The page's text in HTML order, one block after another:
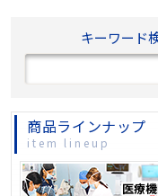
キーワード
商品ラインナップ
item lineup